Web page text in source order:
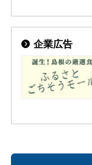
企業広告